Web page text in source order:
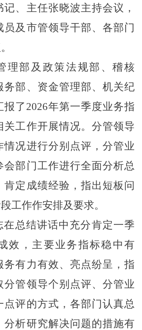
记、 主任张晓波主持会议，
及市管领导干部、 各部门
理部及政策法规部、稽核
务部、资金管理部、机关纪
报了 2026年第一季度业务指
关工作开展情况。分管领导
情况进行分别 点评， 分管业
会部门工作进行全面分析总
肯定成绩经验，指出短板问
工作作安排及要求。
在总结讲话中充分肯定一季
效， 主要业务指标稳中有
有力有效、亮点纷呈， 指
分管领导个别点评、分管业
点评的方式，各部门认真总
分析研究解决问题的措施有